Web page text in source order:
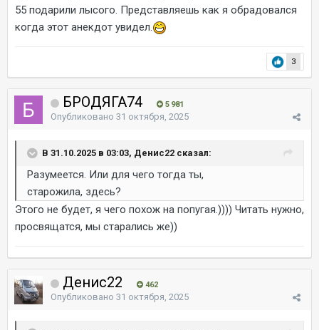
55 подарили лысого. Представляешь как я обрадовался
когда этот анекдот увидел.
3
БРОДЯГА74 5 981
Опубликовано 31 октября, 2025
В 31.10.2025 в 03:03, Денис22 сказал:
Разумеется. Или для чего тогда ты,
старожила, здесь?
Этого не будет, я чего похож на попугая.)))) Читать нужно,
просвящатся, мы старались же))
Денис22 462
Опубликовано 31 октября, 2025